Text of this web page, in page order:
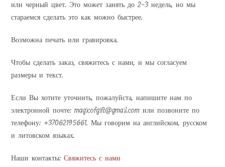
или черный цвет. Это может занять до 2-3 недель, но мы
стараемся сделать это как можно быстрее.
Возможна печать или гравировка.
Чтобы сделать заказ, свяжитесь с нами, и мы согласуем
размеры и текст.
Если Вы хотите уточнить, пожалуйста, напишите нам по
электронной почте: magicofgift@gmail.com или позвоните по
телефону: +37062195661. Мы говорим на английском, русском
и литовском языках.
Наши контакты:Свяжитесь с нами